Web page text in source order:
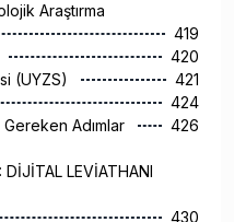
Araştırma
419
420
(UYZS)
421
424
Gereken Adımlar
426
DİJİTAL LEVİATHANI
430